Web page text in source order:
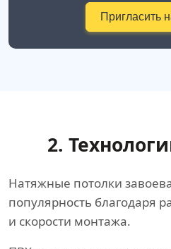
Пригласить
2.
Натяжные потолки
популярность благодаря
и скорости монтажа.